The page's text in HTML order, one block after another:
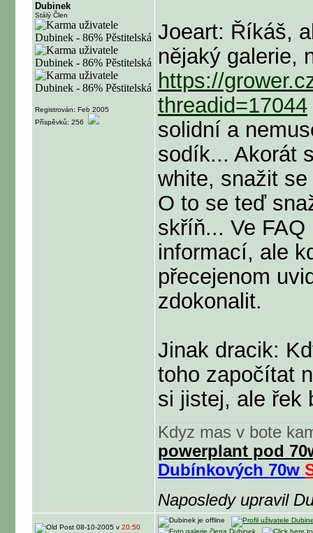
Dubinek
Stálý Člen
Registrován: Feb 2005
Příspěvků: 256
Joeart: Říkáš,
nějaký galerie,
https://
threadid=17044
solidní a
sodík... Akorát
white, snažit
O to se teď
skříň... Ve
informací, ale
přecejenom
zdokonalit.
Jinak dracik:
toho započítat
si jistej, ale řek
Kdyz mas v bote
powerplant pod
Dubínkových 70w
Naposledy upravil
08-10-2005 v 20:50